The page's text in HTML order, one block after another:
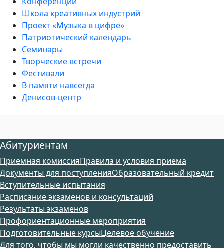
Школа креативных индустрий
Проект «Музыка в цифре»
Патриотический календарь
Семинары
Творческие встречи
Фестивали
В памяти навсегда
Денисов-центр
Абитуриентам
Приемная комиссияПравила и условия приема
Документы для поступленияОбразовательный кредит
Вступительные испытания
Расписание экзаменов и консультаций
Результаты экзаменов
Профориентационные мероприятия
Подготовительные курсыЦелевое обучение
Для того, чтобы мы могли качественно предоставить